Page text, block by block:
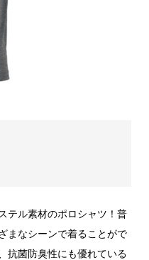
テル素材のポロシャツ！普
まなシーンで着ることがで
抗菌防臭性にも優れている